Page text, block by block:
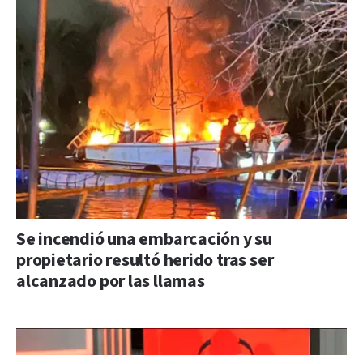
Se incendió una embarcación y su
propietario resultó herido tras ser
alcanzado por las llamas